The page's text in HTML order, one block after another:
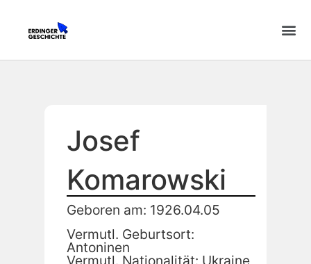
Josef
Komarowski
Geboren am: 1926.04.05
Vermutl. Geburtsort:
Antoninen